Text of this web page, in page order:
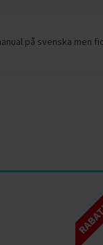
på svenska men